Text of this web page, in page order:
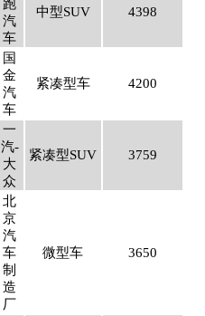
跑
汽
车
中型SUV 4398
国
金
汽
车
紧凑型车 4200
一
汽-
大
众
紧凑型SUV 3759
北
京
汽
车
制
造
厂
微型车 3650